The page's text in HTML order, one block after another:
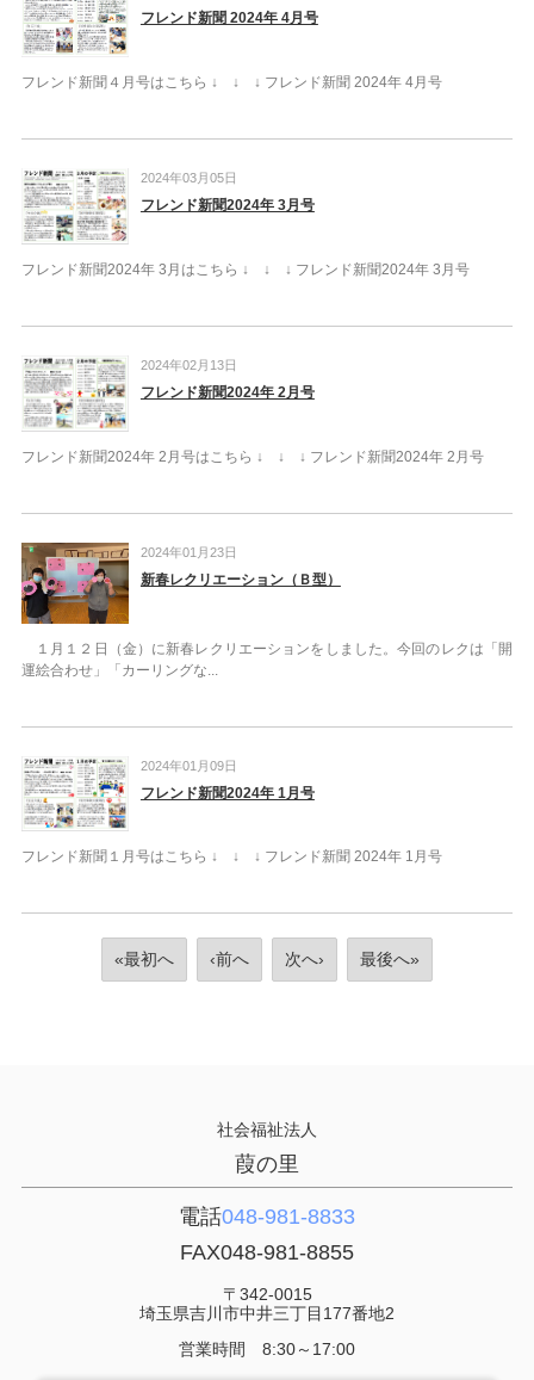
フレンド新聞 2024年 4月号
フレンド新聞４月号はこちら ↓ ↓ ↓ フレンド新聞 2024年 4月号
2024年03月05日
フレンド新聞2024年 3月号
フレンド新聞2024年 3月はこちら ↓ ↓ ↓ フレンド新聞2024年 3月号
2024年02月13日
フレンド新聞2024年 2月号
フレンド新聞2024年 2月号はこちら ↓ ↓ ↓ フレンド新聞2024年 2月号
2024年01月23日
新春レクリエーション（Ｂ型）
１月１２日（金）に新春レクリエーションをしました。今回のレクは「開
運絵合わせ」「カーリングな...
2024年01月09日
フレンド新聞2024年 1月号
フレンド新聞１月号はこちら ↓ ↓ ↓ フレンド新聞 2024年 1月号
«最初へ ‹前へ 次へ› 最後へ»
社会福祉法人
葭の里
電話048-981-8833
FAX048-981-8855
〒342-0015
埼玉県吉川市中井三丁目177番地2
営業時間 8:30～17:00